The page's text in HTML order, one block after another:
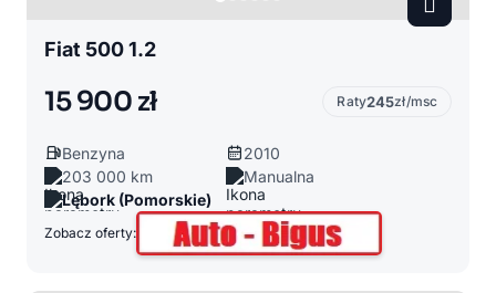
Fiat 500 1.2
15 900 zł Raty245zł/msc
Benzyna
2010
203 000 km
Manualna
Lębork (Pomorskie)
Zobacz oferty: